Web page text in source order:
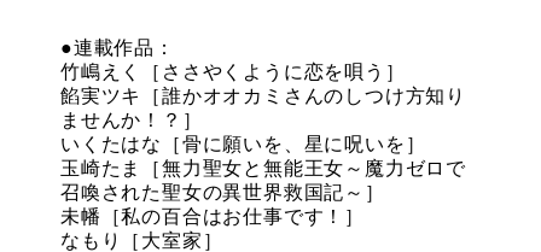
●連載作品：
竹嶋えく［ささやくように恋を唄う］
餡実ツキ［誰かオオカミさんのしつけ方知り
ませんか！？］
いくたはな［骨に願いを、星に呪いを］
玉崎たま［無力聖女と無能王女～魔力ゼロで
召喚された聖女の異世界救国記～］
未幡［私の百合はお仕事です！］
なもり［大室家］